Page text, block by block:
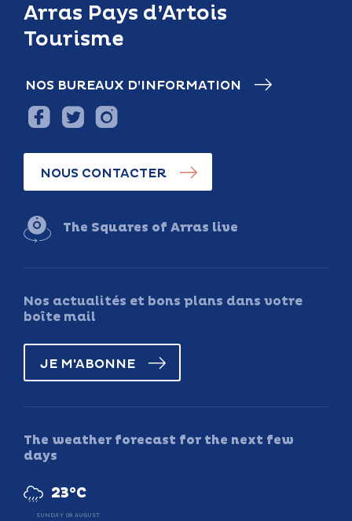
Arras Pays d’Artois
Tourisme
NOS BUREAUX D’INFORMATION
NOUS CONTACTER
The Squares of Arras live
Nos actualités et bons plans dans votre
boîte mail
JE M'ABONNE
The weather forecast for the next few
days
23°C
SUNDAY 09 AUGUST